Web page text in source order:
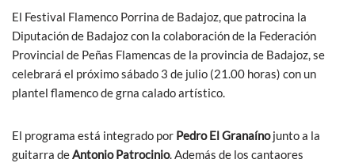
El Festival Flamenco Porrina de Badajoz, que patrocina la
Diputación de Badajoz con la colaboración de la Federación
Provincial de Peñas Flamencas de la provincia de Badajoz, se
celebrará el próximo sábado 3 de julio (21.00 horas) con un
plantel flamenco de grna calado artístico.
El programa está integrado por Pedro El Granaínojunto a la
guitarra deAntonio Patrocinio. Además de los cantaores